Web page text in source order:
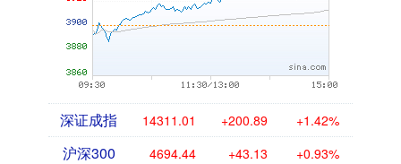
深证成指 14311.01 +200.89 +1.42%
沪深300 4694.44 +43.13 +0.93%